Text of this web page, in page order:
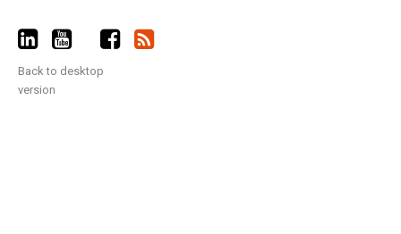
Back to desktop
version